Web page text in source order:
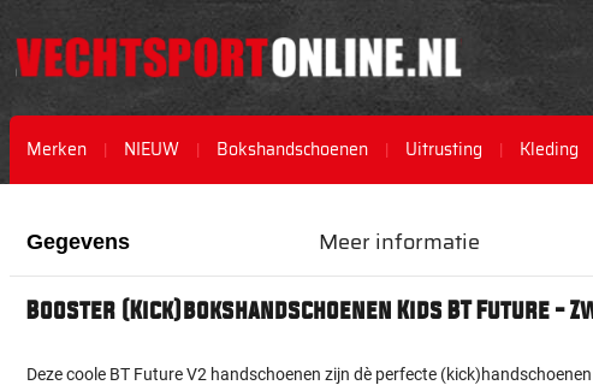
Merken NIEUW Bokshandschoenen Uitrusting Kleding
het
van
gallerij
het
van
gallerij
Gegevens
Booster (Kick)bokshandschoenen Kids BT Future -
Deze coole BT Future V2 handschoenen zijn dè perfecte
Meer informatie